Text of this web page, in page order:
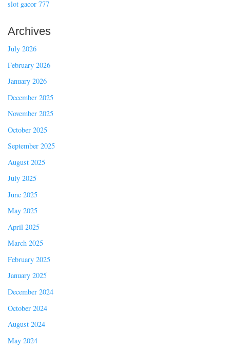
slot gacor 777
Archives
July 2026
February 2026
January 2026
December 2025
November 2025
October 2025
September 2025
August 2025
July 2025
June 2025
May 2025
April 2025
March 2025
February 2025
January 2025
December 2024
October 2024
August 2024
May 2024